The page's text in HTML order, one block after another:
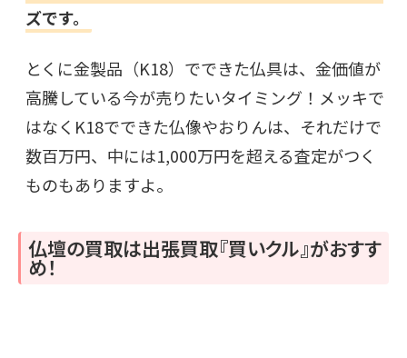
ズです。
とくに金製品（K18）でできた仏具は、金価値が
高騰している今が売りたいタイミング！メッキで
はなくK18でできた仏像やおりんは、それだけで
数百万円、中には1,000万円を超える査定がつく
ものもありますよ。
仏壇の買取は出張買取『買いクル』がおすす
め！